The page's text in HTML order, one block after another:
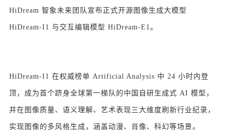
HiDream 智象未来团队宣布正式开源图像生成大模型
HiDream-I1 与交互编辑模型 HiDream-E1。
HiDream-I1 在权威榜单 Artificial Analysis 中 24 小时内登
顶，成为首个跻身全球第一梯队的中国自研生成式 AI 模型，
并在图像质量、语义理解、艺术表现三大维度刷新行业纪录，
实现图像的多风格生成，涵盖动漫、肖像、科幻等场景。